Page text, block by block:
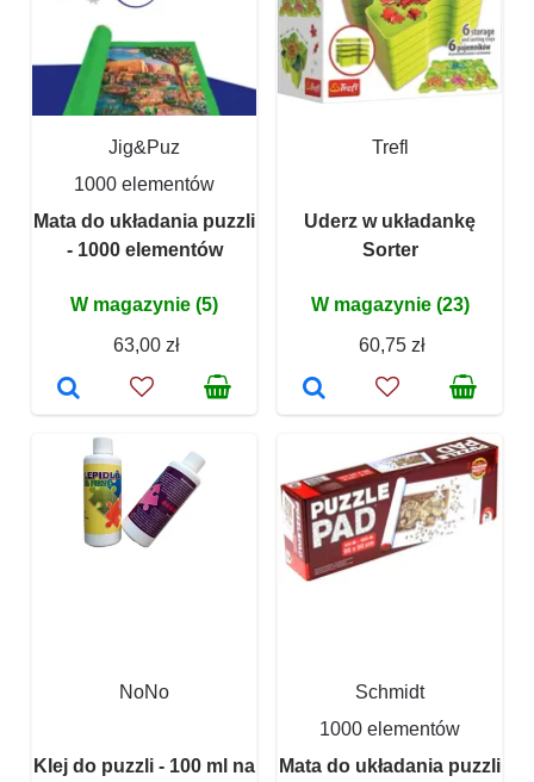
Jig&Puz
1000 elementów
Mata do układania puzzli
- 1000 elementów
W magazynie (5)
63,00 zł
Trefl
Uderz w układankę
Sorter
W magazynie (23)
60,75 zł
NoNo
Klej do puzzli - 100 ml na
Schmidt
1000 elementów
Mata do układania puzzli